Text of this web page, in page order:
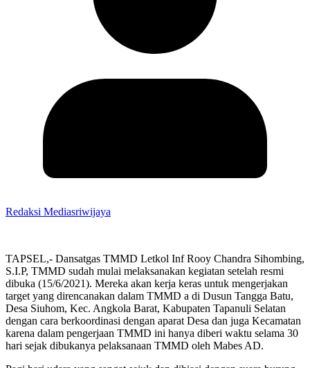
Redaksi Mediasriwijaya
TAPSEL,- Dansatgas TMMD Letkol Inf Rooy Chandra Sihombing,
S.I.P, TMMD sudah mulai melaksanakan kegiatan setelah resmi
dibuka (15/6/2021). Mereka akan kerja keras untuk mengerjakan
target yang direncanakan dalam TMMD a di Dusun Tangga Batu,
Desa Siuhom, Kec. Angkola Barat, Kabupaten Tapanuli Selatan
dengan cara berkoordinasi dengan aparat Desa dan juga Kecamatan
karena dalam pengerjaan TMMD ini hanya diberi waktu selama 30
hari sejak dibukanya pelaksanaan TMMD oleh Mabes AD.